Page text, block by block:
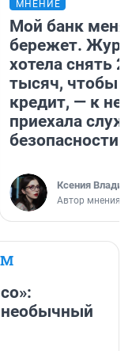
МНЕНИЕ
Мой банк меня
бережет.
хотела снять
тысяч, чтобы
кредит, — к
приехала
безопасности
Ксения
Автор мнения